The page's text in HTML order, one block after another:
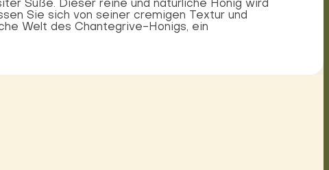
Süße. Dieser reine und natürliche Honig wird
Sie sich von seiner cremigen Textur und
Welt des Chantegrive-Honigs, ein